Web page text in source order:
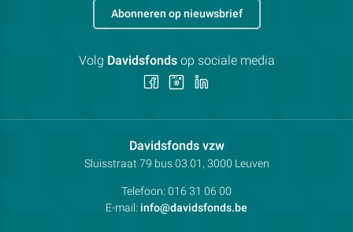
Davidsfonds vzwContactpersoon:
Adres:
Sluisstraat 79 bus 03.01, 3000 Leuven
Telefoon: 016 31 06 00
E-mail: info@davidsfonds.be
Abonneren op nieuwsbrief
Volg Davidsfondsop sociale media
Volg Volg